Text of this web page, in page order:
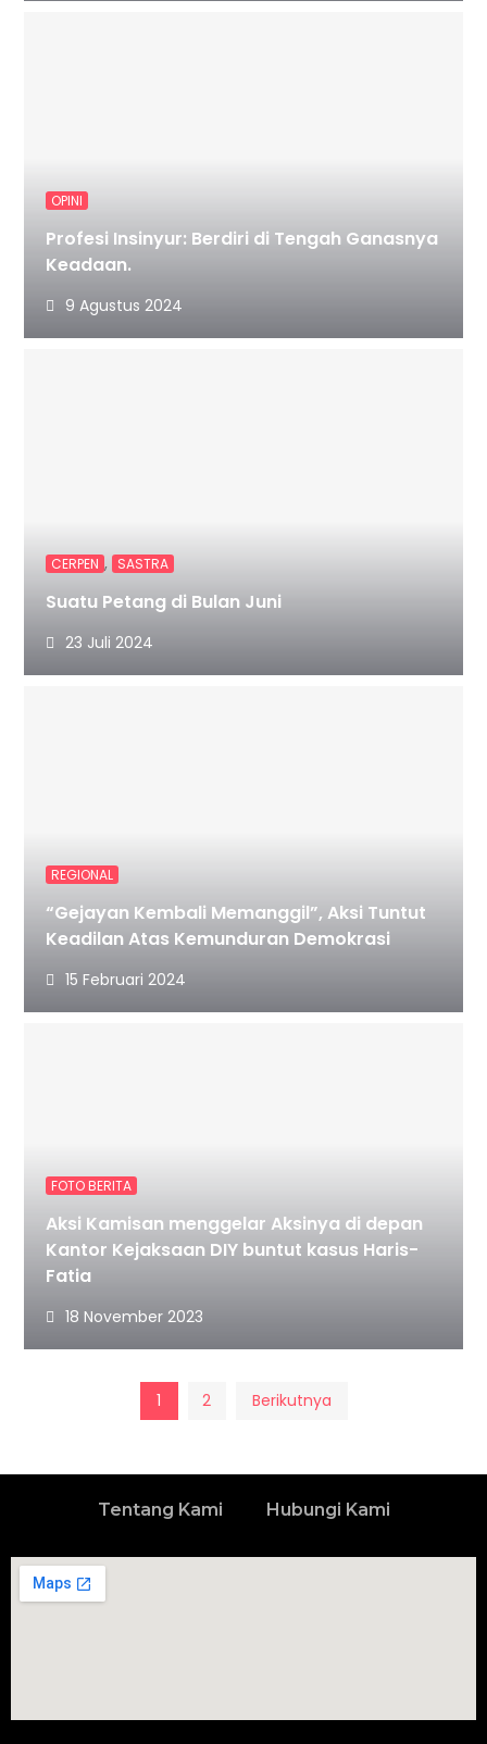
OPINI
Profesi Insinyur: Berdiri di Tengah Ganasnya
Keadaan.
9 Agustus 2024
CERPEN , SASTRA
Suatu Petang di Bulan Juni
23 Juli 2024
REGIONAL
“Gejayan Kembali Memanggil”, Aksi Tuntut
Keadilan Atas Kemunduran Demokrasi
15 Februari 2024
FOTO BERITA
Aksi Kamisan menggelar Aksinya di depan
Kantor Kejaksaan DIY buntut kasus Haris-
Fatia
18 November 2023
1 2 Berikutnya
Tentang Kami Hubungi Kami